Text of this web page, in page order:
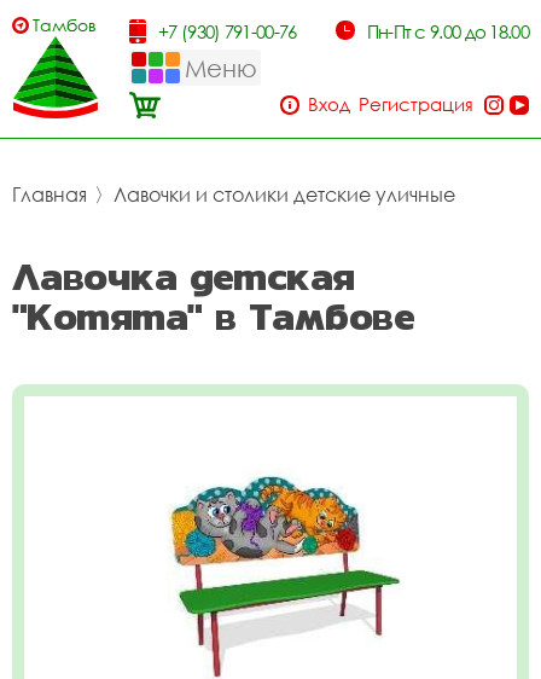
Тамбов +7 (930) 791-00-76 Пн-Пт с 9.00 до 18.00
Меню
Вход Регистрация
Главная 〉 Лавочки и столики детские уличные
Лавочка детская
"Котята" в Тамбове